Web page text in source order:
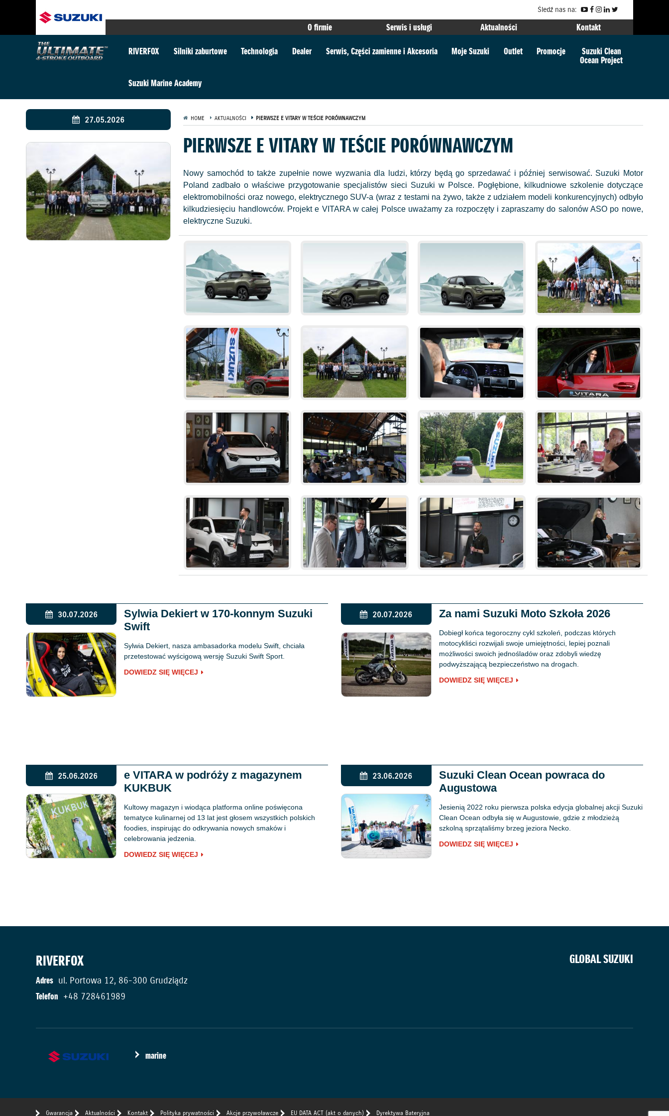
Śledź nas na:
O firmie Serwis i usługi Aktualności Kontakt
RIVERFOX Silniki zaburtowe Technologia Dealer Serwis, Części zamienne i Akcesoria Moje Suzuki Outlet Promocje Suzuki Clean
Ocean Project
Suzuki Marine Academy
27.05.2026 HOME AKTUALNOŚCI PIERWSZE E VITARY W TEŚCIE PORÓWNAWCZYM
PIERWSZE E VITARY W TEŚCIE PORÓWNAWCZYM
Nowy samochód to także zupełnie nowe wyzwania dla ludzi, którzy będą go sprzedawać i później serwisować. Suzuki Motor
Poland zadbało o właściwe przygotowanie specjalistów sieci Suzuki w Polsce. Pogłębione, kilkudniowe szkolenie dotyczące
elektromobilności oraz nowego, elektrycznego SUV-a (wraz z testami na żywo, także z udziałem modeli konkurencyjnych) odbyło
kilkudziesięciu handlowców. Projekt e VITARA w całej Polsce uważamy za rozpoczęty i zapraszamy do salonów ASO po nowe,
elektryczne Suzuki.
30.07.2026
Sylwia Dekiert w 170-konnym Suzuki
Swift
Sylwia Dekiert, nasza ambasadorka modelu Swift, chciała
przetestować wyścigową wersję Suzuki Swift Sport.
DOWIEDZ SIĘ WIĘCEJ
20.07.2026 Za nami Suzuki Moto Szkoła 2026
Dobiegł końca tegoroczny cykl szkoleń, podczas których
motocykliści rozwijali swoje umiejętności, lepiej poznali
możliwości swoich jednośladów oraz zdobyli wiedzę
podwyższającą bezpieczeństwo na drogach.
DOWIEDZ SIĘ WIĘCEJ
25.06.2026
e VITARA w podróży z magazynem
KUKBUK
Kultowy magazyn i wiodąca platforma online poświęcona
tematyce kulinarnej od 13 lat jest głosem wszystkich polskich
foodies, inspirując do odkrywania nowych smaków i
celebrowania jedzenia.
DOWIEDZ SIĘ WIĘCEJ
23.06.2026
Suzuki Clean Ocean powraca do
Augustowa
Jesienią 2022 roku pierwsza polska edycja globalnej akcji Suzuki
Clean Ocean odbyła się w Augustowie, gdzie z młodzieżą
szkolną sprzątaliśmy brzeg jeziora Necko.
DOWIEDZ SIĘ WIĘCEJ
RIVERFOX
Adres ul. Portowa 12, 86-300 Grudziądz
Telefon +48 728461989
GLOBAL SUZUKI
marine
Gwarancja Aktualności Kontakt Polityka prywatności Akcje przywoławcze EU DATA ACT (akt o danych) Dyrektywa Bateryjna